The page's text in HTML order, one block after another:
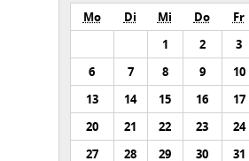
Mo Di Mi Do Fr
1
2 3
6
7 8 9 10
13
14 15 16 17
20
21 22 23 24
27
28 29 30 31